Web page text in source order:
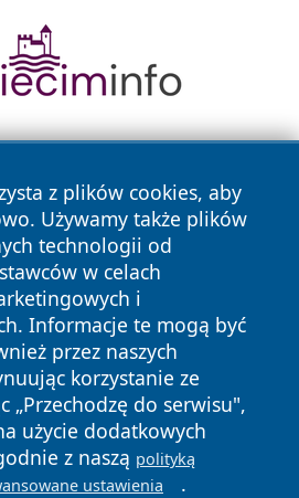
z plików cookies, aby
Używamy także plików
technologii od
w celach
i
Informacje te mogą być
przez naszych
korzystanie ze
„Przechodzę do serwisu",
użycie dodatkowych
z naszą polityką
ustawienia .
Wszystkie prawa
Polityka
Cookies